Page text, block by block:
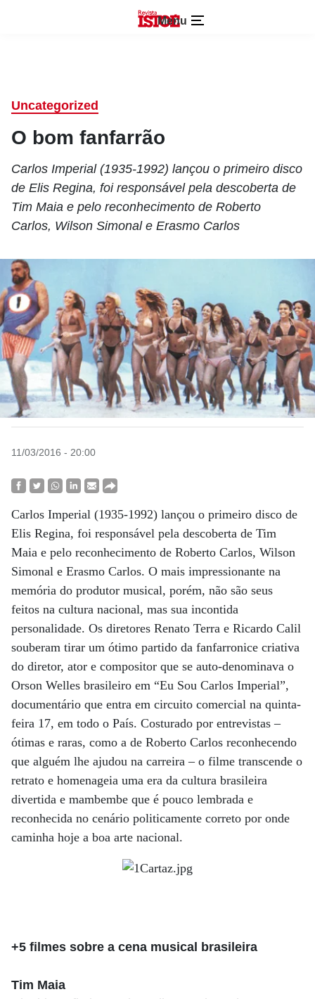
Menu
Uncategorized
O bom fanfarrão
Carlos Imperial (1935-1992) lançou o primeiro disco
de Elis Regina, foi responsável pela descoberta de
Tim Maia e pelo reconhecimento de Roberto
Carlos, Wilson Simonal e Erasmo Carlos
11/03/2016 - 20:00
Carlos Imperial (1935-1992) lançou o primeiro disco de
Elis Regina, foi responsável pela descoberta de Tim
Maia e pelo reconhecimento de Roberto Carlos, Wilson
Simonal e Erasmo Carlos. O mais impressionante na
memória do produtor musical, porém, não são seus
feitos na cultura nacional, mas sua incontida
personalidade. Os diretores Renato Terra e Ricardo Calil
souberam tirar um ótimo partido da fanfarronice criativa
do diretor, ator e compositor que se auto-denominava o
Orson Welles brasileiro em “Eu Sou Carlos Imperial”,
documentário que entra em circuito comercial na quinta-
feira 17, em todo o País. Costurado por entrevistas –
ótimas e raras, como a de Roberto Carlos reconhecendo
que alguém lhe ajudou na carreira – o filme transcende o
retrato e homenageia uma era da cultura brasileira
divertida e mambembe que é pouco lembrada e
reconhecida no cenário politicamente correto por onde
caminha hoje a boa arte nacional.
+5 filmes sobre a cena musical brasileira
Tim Maia